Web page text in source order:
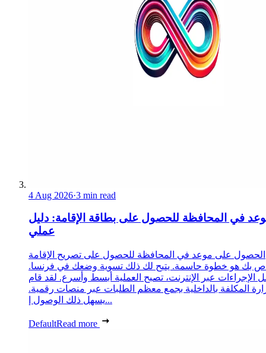
4 Aug 2026·3 min read
في المحافظة للحصول على بطاقة الإقامة: دليل
عملي
الحصول على موعد في المحافظة للحصول على تصريح الإقامة
بك هو خطوة حاسمة. يتيح لك ذلك تسوية وضعك في فرنسا.
الإجراءات عبر الإنترنت، تصبح العملية أبسط وأسرع. لقد قام
المكلفة بالداخلية بجمع معظم الطلبات عبر منصات رقمية.
يسهل ذلك الوصول إ...
DefaultRead more